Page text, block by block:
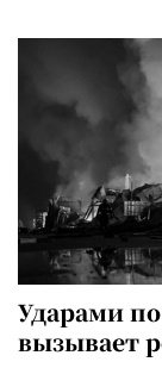
Ударами
вызывает